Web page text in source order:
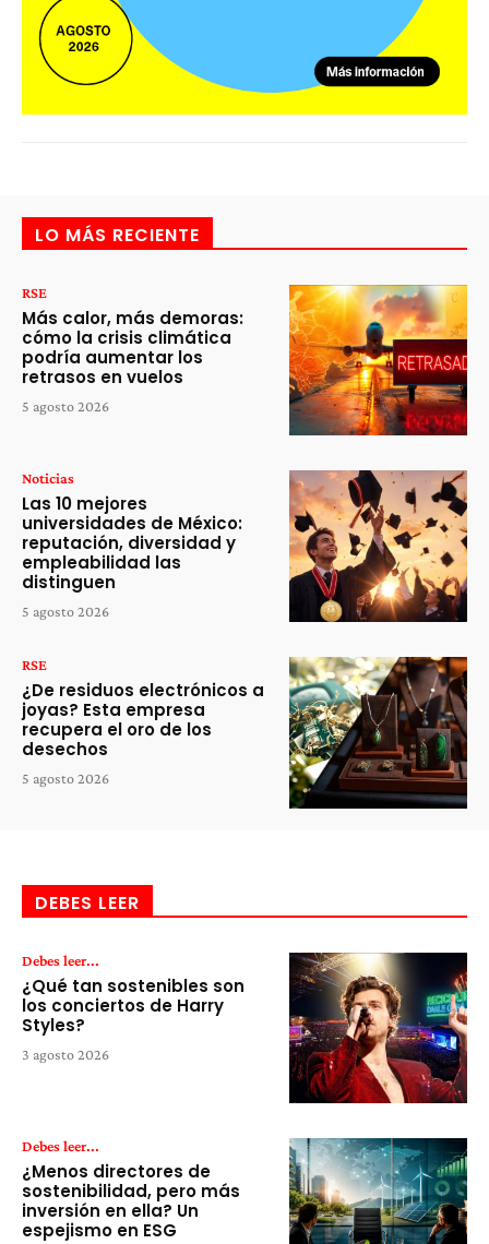
LO MÁS RECIENTE
RSE
Más calor, más demoras:
cómo la crisis climática
podría aumentar los
retrasos en vuelos
5 agosto 2026
Noticias
Las 10 mejores
universidades de México:
reputación, diversidad y
empleabilidad las
distinguen
5 agosto 2026
RSE
¿De residuos electrónicos a
joyas? Esta empresa
recupera el oro de los
desechos
5 agosto 2026
DEBES LEER
Debes leer...
¿Qué tan sostenibles son
los conciertos de Harry
Styles?
3 agosto 2026
Debes leer...
¿Menos directores de
sostenibilidad, pero más
inversión en ella? Un
espejismo en ESG